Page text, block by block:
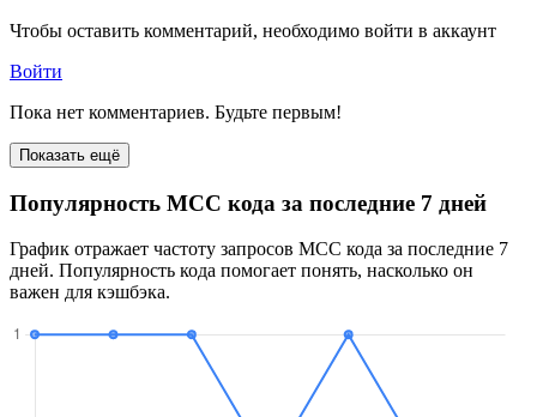
Чтобы оставить комментарий, необходимо войти в аккаунт
Войти
Пока нет комментариев. Будьте первым!
Показать ещё
Популярность MCC кода за последние 7 дней
График отражает частоту запросов MCC кода за последние 7
дней. Популярность кода помогает понять, насколько он
важен для кэшбэка.